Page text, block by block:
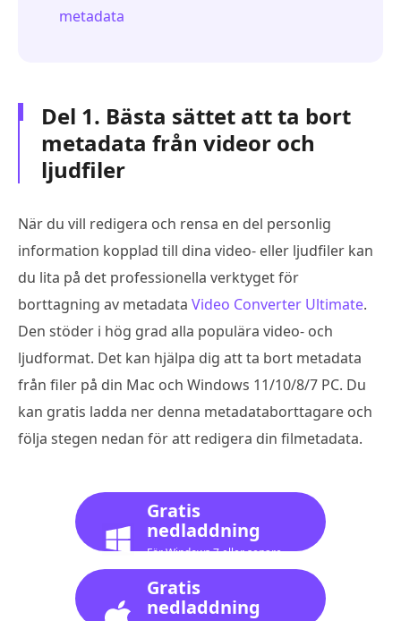
metadata
Del 1. Bästa sättet att ta bort
metadata från videor och
ljudfiler
När du vill redigera och rensa en del personlig
information kopplad till dina video- eller ljudfiler kan
du lita på det professionella verktyget för
borttagning av metadata Video Converter Ultimate.
Den stöder i hög grad alla populära video- och
ljudformat. Det kan hjälpa dig att ta bort metadata
från filer på din Mac och Windows 11/10/8/7 PC. Du
kan gratis ladda ner denna metadataborttagare och
följa stegen nedan för att redigera din filmetadata.
Gratis
nedladdning
För Windows 7 eller senare
Gratis
nedladdning